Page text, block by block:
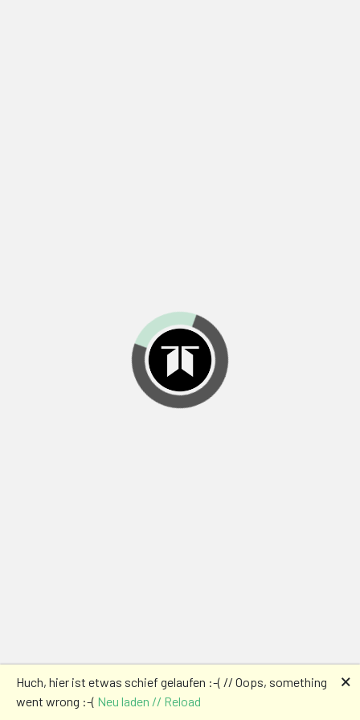
Huch, hier ist etwas schief gelaufen :-( // Oops, something
went wrong :-( Neu laden // Reload
🗙